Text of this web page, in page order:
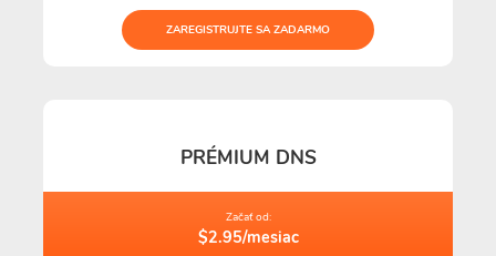
ZAREGISTRUJTE SA ZADARMO
PRÉMIUM DNS
Začať od:
$2.95/mesiac